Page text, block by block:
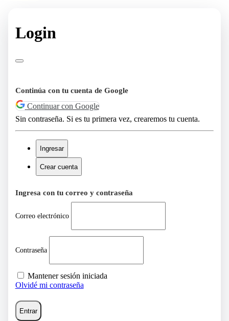
Login
Continúa con tu cuenta de Google
Continuar con Google
Sin contraseña. Si es tu primera vez, crearemos tu cuenta.
Ingresar
Crear cuenta
Ingresa con tu correo y contraseña
Correo electrónico
Contraseña
Mantener sesión iniciada
Olvidé mi contraseña
Entrar